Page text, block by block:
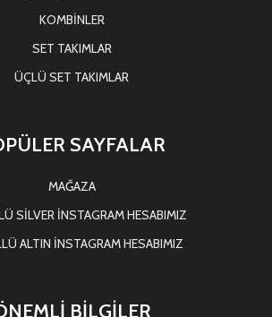
KOMBİNLER
SET TAKIMLAR
ÜÇLÜ SET TAKIMLAR
SAYFALAR
MAĞAZA
SİLVER İNSTAGRAM HESABIMIZ
ALTIN İNSTAGRAM HESABIMIZ
BİLGİLER